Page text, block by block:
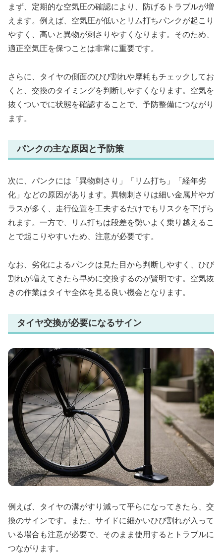
まず、定期的な空気圧の確認により、防げるトラブルが増
えます。例えば、空気圧が低いとリム打ちパンクが起こり
やすく、高いと異物が刺さりやすくなります。そのため、
適正空気圧を保つことは非常に重要です。
さらに、タイヤの側面のひび割れや摩耗もチェックしてお
くと、交換のタイミングを判断しやすくなります。空気を
抜くついでに状態を確認することで、予防整備につながり
ます。
パンクの主な原因と予防策
次に、パンクには「異物刺さり」「リム打ち」「経年劣
化」などの原因があります。異物刺さりは細い金属片やガ
ラスが多く、走行位置を工夫するだけでもリスクを下げら
れます。一方で、リム打ちは段差を勢いよく乗り越えるこ
とで起こりやすいため、注意が必要です。
なお、劣化によるパンクは見た目から判断しやすく、ひび
割れが増えてきたら早めに交換するのが賢明です。空気抜
きの作業はタイヤ全体を見る良い機会となります。
タイヤ交換が必要になるサイン
例えば、タイヤの溝がすり減って平らになってきたら、交
換のサインです。また、サイドに細かいひび割れが入って
いる場合も注意が必要で、そのまま使用するとトラブルに
つながります。